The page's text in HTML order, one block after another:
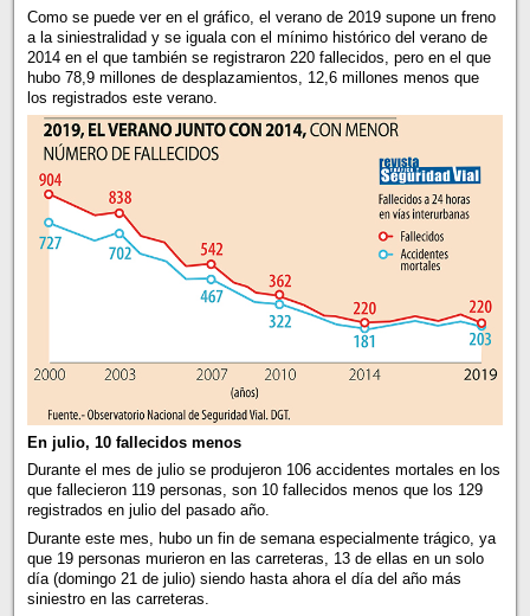
Como se puede ver en el gráfico, el verano de 2019 supone un freno
a la siniestralidad y se iguala con el mínimo histórico del verano de
2014 en el que también se registraron 220 fallecidos, pero en el que
hubo 78,9 millones de desplazamientos, 12,6 millones menos que
los registrados este verano.
En julio, 10 fallecidos menos
Durante el mes de julio se produjeron 106 accidentes mortales en los
que fallecieron 119 personas, son 10 fallecidos menos que los 129
registrados en julio del pasado año.
Durante este mes, hubo un fin de semana especialmente trágico, ya
que 19 personas murieron en las carreteras, 13 de ellas en un solo
día (domingo 21 de julio) siendo hasta ahora el día del año más
siniestro en las carreteras.